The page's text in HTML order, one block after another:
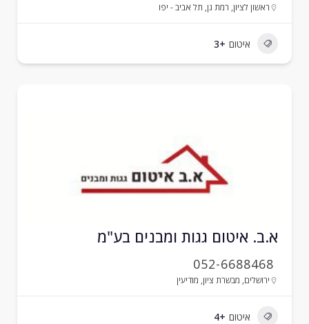
ראשון לציון,רמת גן,תל אביב - יפו
איטום
איטום גגות ומבנים בע"מ
052-6688468
,מבשרת ציון,מודיעין
איטום